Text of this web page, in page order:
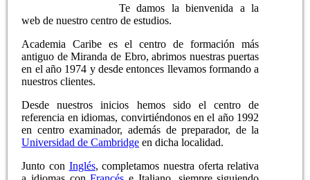
Te damos la bienvenida a la
web de nuestro centro de estudios.
Academia Caribe es el centro de formación más
antiguo de Miranda de Ebro, abrimos nuestras puertas
en el año 1974 y desde entonces llevamos formando a
nuestros clientes.
Desde nuestros inicios hemos sido el centro de
referencia en idiomas, convirtiéndonos en el año 1992
en centro examinador, además de preparador, de la
Universidad de Cambridge en dicha localidad.
Junto con Inglés, completamos nuestra oferta relativa